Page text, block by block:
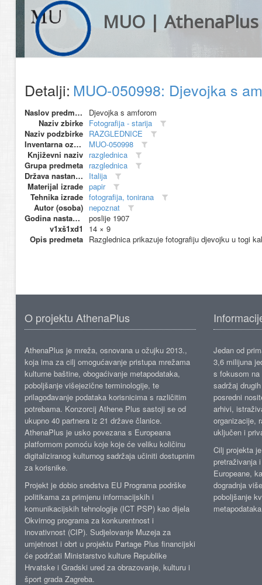
MUO | AthenaPlus
Detalji: MUO-050998: Djevojka s
Naslov predmeta
Djevojka s amforom
Naziv zbirke Fotografija - starija
Naziv podzbirke RAZGLEDNICE
Inventarna oznaka
MUO-050998
Književni naziv razglednica
Grupa predmeta razglednica
Država nastanka
Italija
Materijal izrade papir
Tehnika izrade fotografija, tonirana
Autor (osoba) nepoznat
Godina nastanka
poslije 1907
v1xš1xd1
14 × 9
Opis predmeta Razglednica prikazuje fotografiju djevojku u togi
O projektu AthenaPlus
AthenaPlus je mreža, osnovana u ožujku 2013.,
koja ima za cilj omogućavanje pristupa mrežama
kulturne baštine, obogaćivanje metapodataka,
poboljšanje višejezične terminologije, te
prilagođavanje podataka korisnicima s različitim
potrebama. Konzorcij Athene Plus sastoji se od
ukupno 40 partnera iz 21 države članice.
AthenaPlus je usko povezana s Europeana
platformom pomoću koje koje će veliku količinu
digitaliziranog kulturnog sadržaja učiniti dostupnim
za korisnike.
Projekt je dobio sredstva EU Programa podrške
politikama za primjenu informacijskih i
komunikacijskih tehnologije (ICT PSP) kao dijela
Okvirnog programa za konkurentnost i
inovativnost (CIP). Sudjelovanje Muzeja za
umjetnost i obrt u projektu Partage Plus financijski
će podržati Ministarstvo kulture Republike
Hrvatske i Gradski ured za obrazovanje, kulturu i
šport grada Zagreba.
Jedan od
3,6 milijuna
s fokusom
sadržaj
posredni
arhivi,
organizacije,
uključen i
Cilj projekta
pretraživanja
Europeane,
dogradnja
poboljšanje